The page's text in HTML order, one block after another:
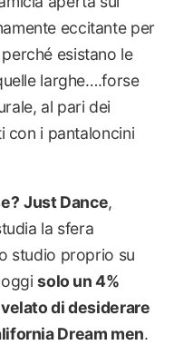
eccitante per
esistano le
larghe….forse
al pari dei
con i pantaloncini
Just Dance,
la sfera
studio proprio su
oggisolo un 4%
di desiderare
Dream men.